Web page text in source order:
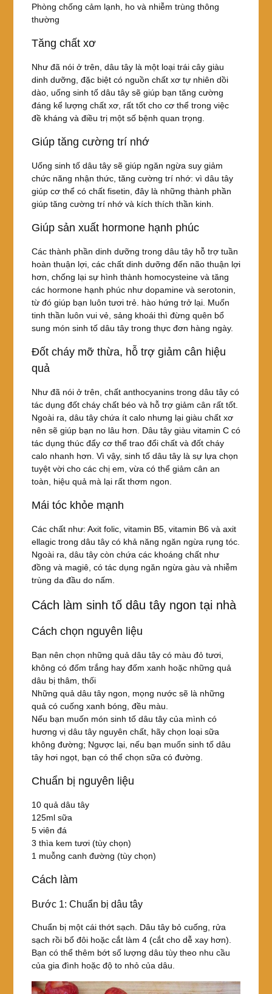
Phòng chống cảm lạnh, ho và nhiễm trùng thông
thường
Tăng chất xơ
Như đã nói ở trên, dâu tây là một loại trái cây giàu
dinh dưỡng, đặc biệt có nguồn chất xơ tự nhiên dồi
dào, uống sinh tố dâu tây sẽ giúp bạn tăng cường
đáng kể lượng chất xơ, rất tốt cho cơ thể trong việc
đề kháng và điều trị một số bệnh quan trọng.
Giúp tăng cường trí nhớ
Uống sinh tố dâu tây sẽ giúp ngăn ngừa suy giảm
chức năng nhận thức, tăng cường trí nhớ: vì dâu tây
giúp cơ thể có chất fisetin, đây là những thành phần
giúp tăng cường trí nhớ và kích thích thần kinh.
Giúp sản xuất hormone hạnh phúc
Các thành phần dinh dưỡng trong dâu tây hỗ trợ tuần
hoàn thuận lợi, các chất dinh dưỡng đến não thuận lợi
hơn, chống lại sự hình thành homocysteine và tăng
các hormone hạnh phúc như dopamine và serotonin,
từ đó giúp bạn luôn tươi trẻ. hào hứng trở lại. Muốn
tinh thần luôn vui vẻ, sảng khoái thì đừng quên bổ
sung món sinh tố dâu tây trong thực đơn hàng ngày.
Đốt cháy mỡ thừa, hỗ trợ giảm cân hiệu
quả
Như đã nói ở trên, chất anthocyanins trong dâu tây có
tác dụng đốt cháy chất béo và hỗ trợ giảm cân rất tốt.
Ngoài ra, dâu tây chứa ít calo nhưng lại giàu chất xơ
nên sẽ giúp bạn no lâu hơn. Dâu tây giàu vitamin C có
tác dụng thúc đẩy cơ thể trao đổi chất và đốt cháy
calo nhanh hơn. Vì vậy, sinh tố dâu tây là sự lựa chọn
tuyệt vời cho các chị em, vừa có thể giảm cân an
toàn, hiệu quả mà lại rất thơm ngon.
Mái tóc khỏe mạnh
Các chất như: Axit folic, vitamin B5, vitamin B6 và axit
ellagic trong dâu tây có khả năng ngăn ngừa rụng tóc.
Ngoài ra, dâu tây còn chứa các khoáng chất như
đồng và magiê, có tác dụng ngăn ngừa gàu và nhiễm
trùng da đầu do nấm.
Cách làm sinh tố dâu tây ngon tại nhà
Cách chọn nguyên liệu
Bạn nên chọn những quả dâu tây có màu đỏ tươi,
không có đốm trắng hay đốm xanh hoặc những quả
dâu bị thâm, thối
Những quả dâu tây ngon, mọng nước sẽ là những
quả có cuống xanh bóng, đều màu.
Nếu bạn muốn món sinh tố dâu tây của mình có
hương vị dâu tây nguyên chất, hãy chọn loại sữa
không đường; Ngược lại, nếu bạn muốn sinh tố dâu
tây hơi ngọt, bạn có thể chọn sữa có đường.
Chuẩn bị nguyên liệu
10 quả dâu tây
125ml sữa
5 viên đá
3 thìa kem tươi (tùy chọn)
1 muỗng canh đường (tùy chọn)
Cách làm
Bước 1: Chuẩn bị dâu tây
Chuẩn bị một cái thớt sạch. Dâu tây bỏ cuống, rửa
sạch rồi bổ đôi hoặc cắt làm 4 (cắt cho dễ xay hơn).
Bạn có thể thêm bớt số lượng dâu tùy theo nhu cầu
của gia đình hoặc độ to nhỏ của dâu.